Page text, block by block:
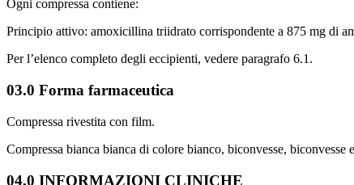
Ogni compressa contiene:
Principio attivo: amoxicillina triidrato corrispondente a 875 mg di
Per l’elenco completo degli eccipienti, vedere paragrafo 6.1.
03.0 Forma farmaceutica
Compressa rivestita con film.
Compressa bianca bianca di colore bianco, biconvesse, biconvesse
04.0 INFORMAZIONI CLINICHE